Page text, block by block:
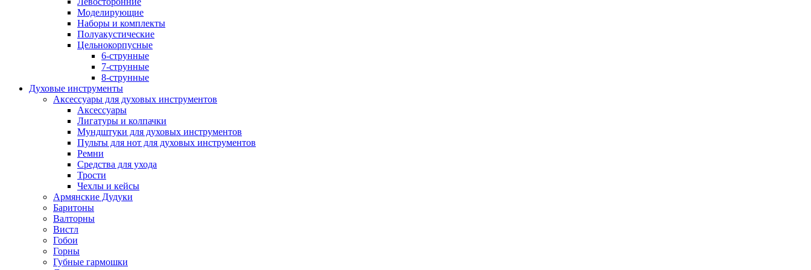
Моделирующие
Наборы и комплекты
Полуакустические
Цельнокорпусные
6-струнные
7-струнные
8-струнные
Духовые инструменты
Аксессуары для духовых инструментов
Аксессуары
Лигатуры и колпачки
Мундштуки для духовых инструментов
Пульты для нот для духовых инструментов
Ремни
Средства для ухода
Трости
Чехлы и кейсы
Армянские Дудуки
Баритоны
Валторны
Вистл
Гобои
Горны
Губные гармошки